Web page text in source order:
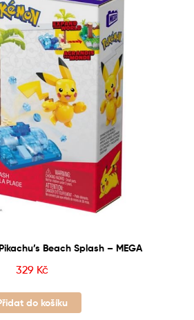
Beach Splash – MEGA
329 Kč
do košíku